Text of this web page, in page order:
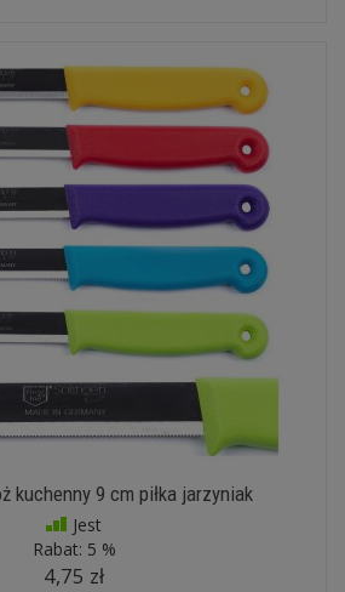
kuchenny 9 cm piłka jarzyniak
Jest
Rabat: 5 %
4,75 zł